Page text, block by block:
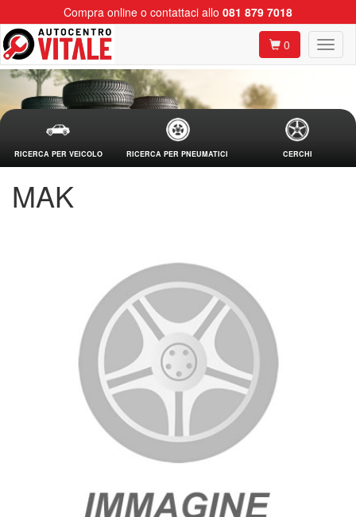
Compra online o contattaci allo 081 879 7018
0
RICERCA PER VEICOLO RICERCA PER PNEUMATICI CERCHI
MAK